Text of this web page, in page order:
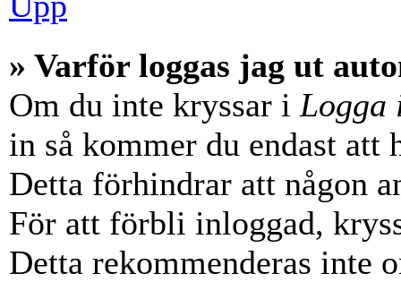
» Varför loggas jag ut
Om du inte kryssar i Logga
in så kommer du endast
Detta förhindrar att någon
För att förbli inloggad,
Detta rekommenderas inte